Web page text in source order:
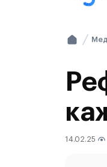
14.02.25